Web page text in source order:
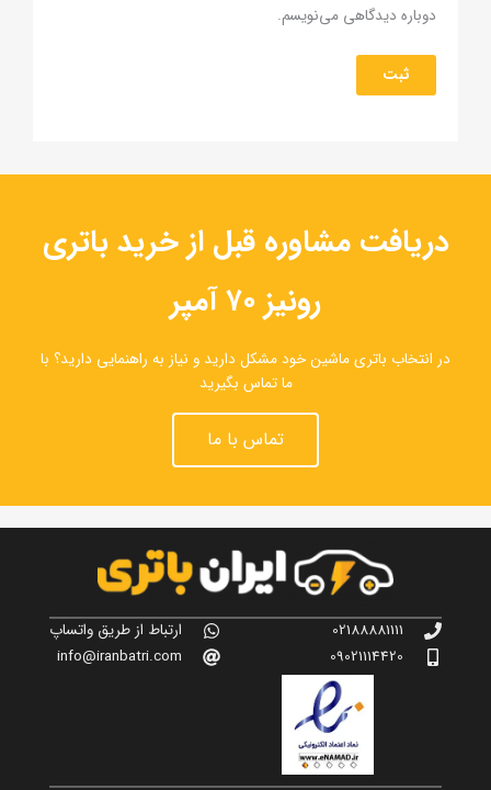
دوباره دیدگاهی می‌نویسم.
دریافت مشاوره قبل از خرید باتری
رونیز ۷۰ آمپر
در انتخاب باتری ماشین خود مشکل دارید و نیاز به راهنمایی دارید؟ با
ما تماس بگیرید
تماس با ما
02188881111
09021114420
ارتباط از طریق واتساپ
info@iranbatri.com